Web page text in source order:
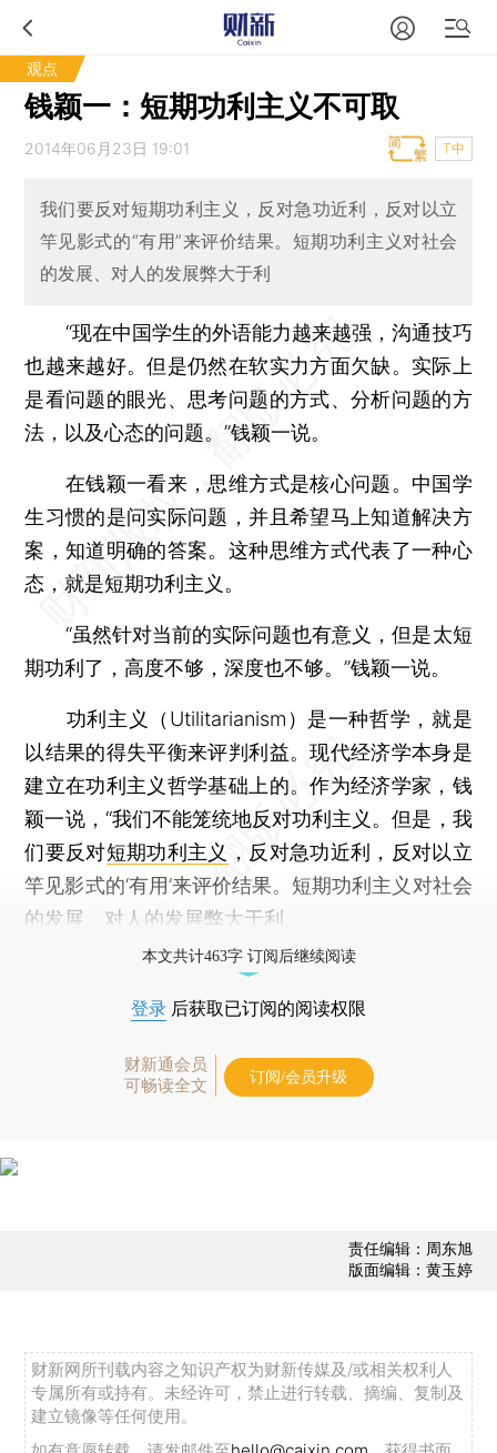
观点
钱颖一：短期功利主义不可取
2014年06月23日 19:01 T中
我们要反对短期功利主义，反对急功近利，反对以立
竿见影式的“有用”来评价结果。短期功利主义对社会
的发展、对人的发展弊大于利
“现在中国学生的外语能力越来越强，沟通技巧
也越来越好。但是仍然在软实力方面欠缺。实际上
是看问题的眼光、思考问题的方式、分析问题的方
法，以及心态的问题。”钱颖一说。
在钱颖一看来，思维方式是核心问题。中国学
生习惯的是问实际问题，并且希望马上知道解决方
案，知道明确的答案。这种思维方式代表了一种心
态，就是短期功利主义。
“虽然针对当前的实际问题也有意义，但是太短
期功利了，高度不够，深度也不够。”钱颖一说。
功利主义（Utilitarianism）是一种哲学，就是
以结果的得失平衡来评判利益。现代经济学本身是
建立在功利主义哲学基础上的。作为经济学家，钱
颖一说，“我们不能笼统地反对功利主义。但是，我
们要反对短期功利主义 ，反对急功近利，反对以立
竿见影式的‘有用’来评价结果。短期功利主义对社会
的发展、对人的发展弊大于利。
本文共计463字 订阅后继续阅读
登录 后获取已订阅的阅读权限
财新通会员
可畅读全文
订阅/会员升级
责任编辑：周东旭
版面编辑：黄玉婷
财新网所刊载内容之知识产权为财新传媒及/或相关权利人
专属所有或持有。未经许可，禁止进行转载、摘编、复制及
建立镜像等任何使用。